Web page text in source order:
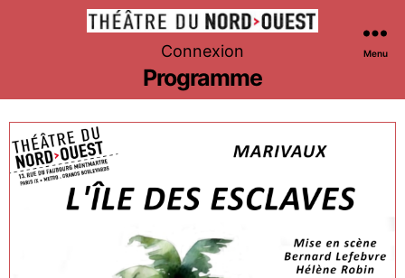
Théâtre
du
Nord-
Ouest
Connexion Menu
Programme